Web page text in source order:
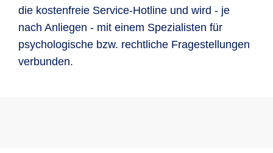
die kostenfreie Service-Hotline und wird - je
nach Anliegen - mit einem Spezialisten für
psychologische bzw. rechtliche Fragestellungen
verbunden.